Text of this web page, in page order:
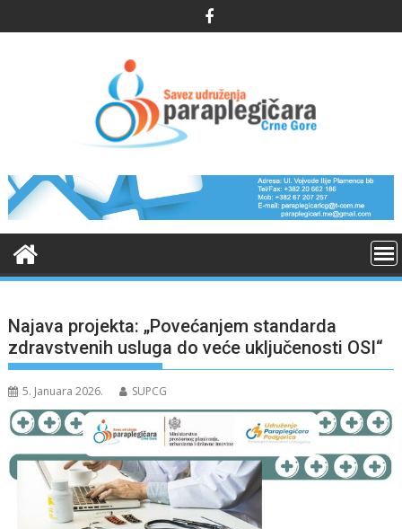
to
Najava projekta: „Povećanjem standarda
zdravstvenih usluga do veće uključenosti OSI“
5. Januara 2026. SUPCG